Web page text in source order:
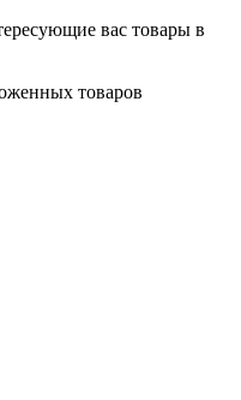
вас товары в
товаров